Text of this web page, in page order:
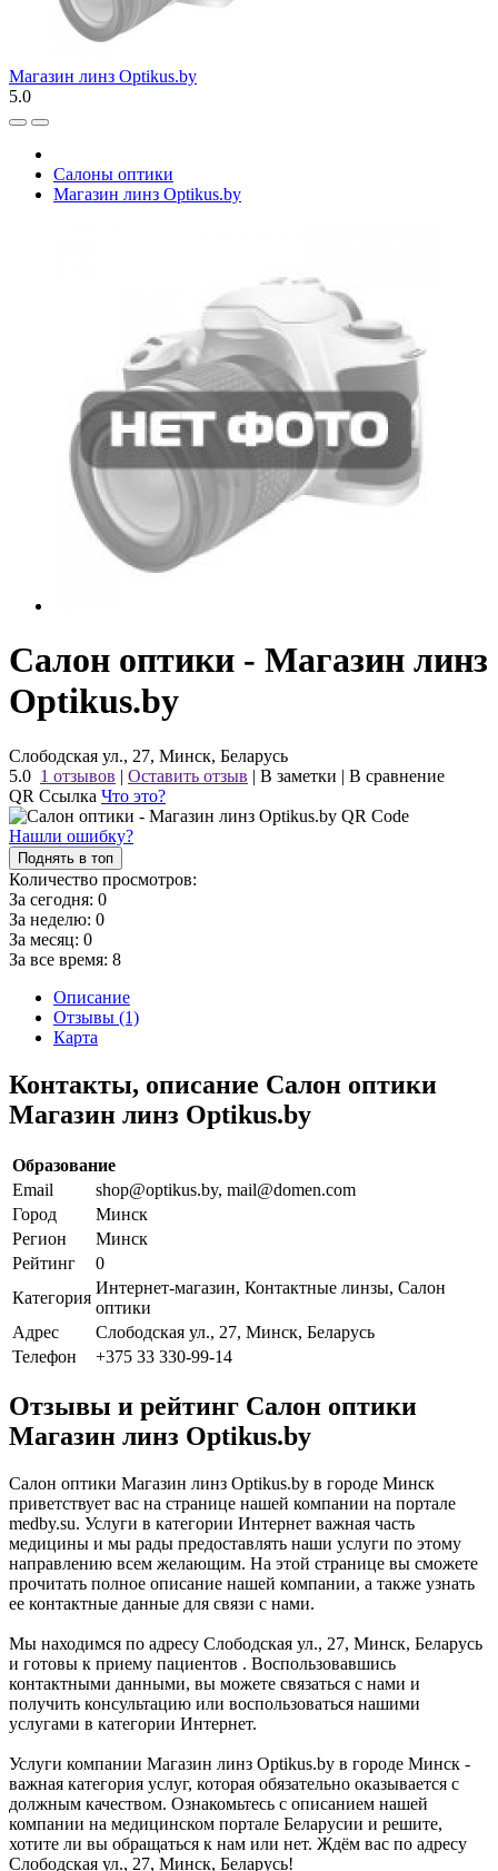
Магазин линз Optikus.by
5.0
Салоны оптики
Магазин линз Optikus.by
Салон оптики - Магазин линз
Optikus.by
Слободская ул., 27, Минск, Беларусь
5.0 1 отзывов | Оставить отзыв | В заметки | В сравнение
QR Ссылка Что это?
Нашли ошибку?
Поднять в топ
Количество просмотров:
За сегодня: 0
За неделю: 0
За месяц: 0
За все время: 8
Описание
Отзывы (1)
Карта
Контакты, описание Салон оптики
Магазин линз Optikus.by
Образование
Email
shop@optikus.by, mail@domen.com
Город
Минск
Регион
Минск
Рейтинг
0
Категория
Интернет-магазин, Контактные линзы, Салон
оптики
Адрес
Слободская ул., 27, Минск, Беларусь
Телефон
+375 33 330-99-14
Отзывы и рейтинг Салон оптики
Магазин линз Optikus.by
Салон оптики Магазин линз Optikus.by в городе Минск
приветствует вас на странице нашей компании на портале
medby.su. Услуги в категории Интернет важная часть
медицины и мы рады предоставлять наши услуги по этому
направлению всем желающим. На этой странице вы сможете
прочитать полное описание нашей компании, а также узнать
ее контактные данные для связи с нами.
Мы находимся по адресу Слободская ул., 27, Минск, Беларусь
и готовы к приему пациентов . Воспользовавшись
контактными данными, вы можете связаться с нами и
получить консультацию или воспользоваться нашими
услугами в категории Интернет.
Услуги компании Магазин линз Optikus.by в городе Минск -
важная категория услуг, которая обязательно оказывается с
должным качеством. Ознакомьтесь с описанием нашей
компании на медицинском портале Беларусии и решите,
хотите ли вы обращаться к нам или нет. Ждём вас по адресу
Слободская ул., 27, Минск, Беларусь!